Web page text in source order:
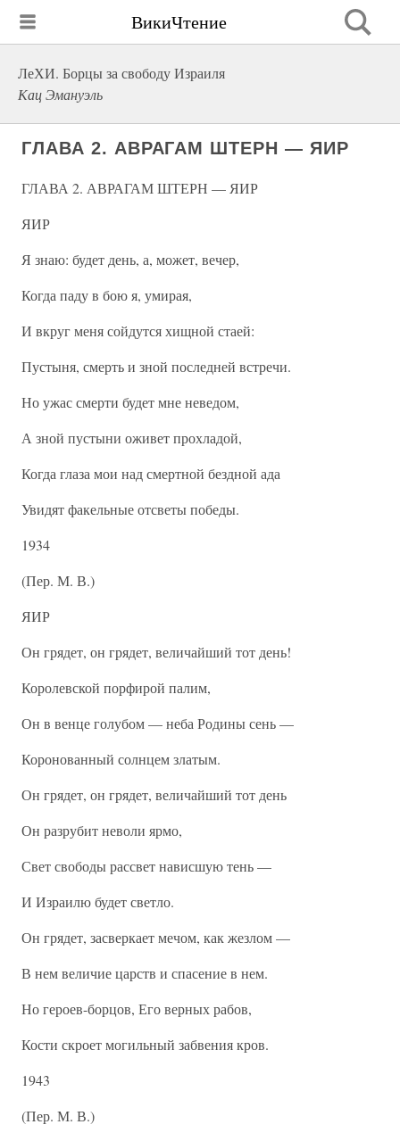
ВикиЧтение
ЛеХИ. Борцы за свободу Израиля
Кац Эмануэль
ГЛАВА 2. АВРАГАМ ШТЕРН — ЯИР
ГЛАВА 2. АВРАГАМ ШТЕРН — ЯИР
ЯИР
Я знаю: будет день, а, может, вечер,
Когда паду в бою я, умирая,
И вкруг меня сойдутся хищной стаей:
Пустыня, смерть и зной последней встречи.
Но ужас смерти будет мне неведом,
А зной пустыни оживет прохладой,
Когда глаза мои над смертной бездной ада
Увидят факельные отсветы победы.
1934
(Пер. М. В.)
ЯИР
Он грядет, он грядет, величайший тот день!
Королевской порфирой палим,
Он в венце голубом — неба Родины сень —
Коронованный солнцем златым.
Он грядет, он грядет, величайший тот день
Он разрубит неволи ярмо,
Свет свободы рассвет нависшую тень —
И Израилю будет светло.
Он грядет, засверкает мечом, как жезлом —
В нем величие царств и спасение в нем.
Но героев-борцов, Его верных рабов,
Кости скроет могильный забвения кров.
1943
(Пер. М. В.)